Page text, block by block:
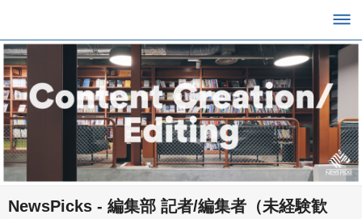
NewsPicks - 編集部 記者/編集者（未経験歓